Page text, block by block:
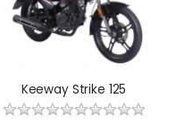
Keeway Strike 125